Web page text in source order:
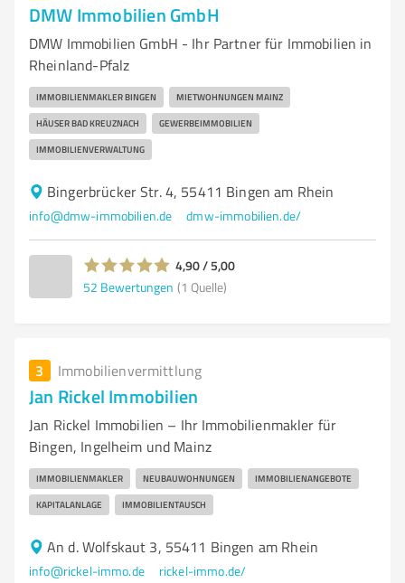
DMW Immobilien GmbH
DMW Immobilien GmbH - Ihr Partner für Immobilien in
Rheinland-Pfalz
IMMOBILIENMAKLER BINGEN MIETWOHNUNGEN MAINZ
HÄUSER BAD KREUZNACH GEWERBEIMMOBILIEN
IMMOBILIENVERWALTUNG
Bingerbrücker Str. 4, 55411 Bingen am Rhein
info@dmw-immobilien.de dmw-immobilien.de/
4,90 / 5,00
52 Bewertungen (1 Quelle)
3 Immobilienvermittlung
Jan Rickel Immobilien
Jan Rickel Immobilien – Ihr Immobilienmakler für
Bingen, Ingelheim und Mainz
IMMOBILIENMAKLER NEUBAUWOHNUNGEN IMMOBILIENANGEBOTE
KAPITALANLAGE IMMOBILIENTAUSCH
An d. Wolfskaut 3, 55411 Bingen am Rhein
info@rickel-immo.de rickel-immo.de/